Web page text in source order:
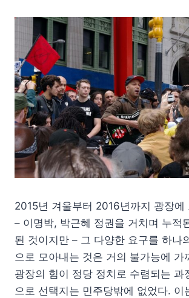
2015년 겨울부터 2016년까지 광장에
– 이명박, 박근혜 정권을 거치며 누적
된 것이지만 – 그 다양한 요구를 하나
으로 모아내는 것은 거의 불가능에 가
광장의 힘이 정당 정치로 수렴되는 과
으로 선택지는 민주당밖에 없었다. 이